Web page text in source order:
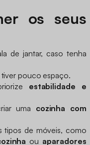
os seus
de jantar, caso tenha
tiver pouco espaço.
estabilidade e
uma cozinha com
tipos de móveis, como
ou aparadores